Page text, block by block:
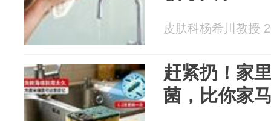
皮肤科杨希川教授
赶紧扔！家
菌，比你家